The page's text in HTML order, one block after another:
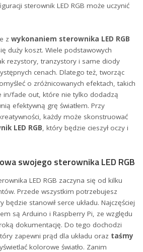
sterownik LED RGB może uczynić
z wykonaniem sterownika LED RGB
duży koszt. Wiele podstawowych
rezystory, tranzystory⁢ i same diody
cenach. Dlatego też, tworząc
o zróżnicowanych efektach, takich
in/fade out, ‌które‌ nie tylko dodadzą
efektywną grę światłem. Przy
każdy może skonstruować
LED RGB, który będzie cieszył oczy i
swojego sterownika LED RGB
LED RGB zaczyna się od kilku
Przede wszystkim ⁢potrzebujesz
będzie stanowił serce układu. Najczęściej
są Arduino i Raspberry Pi, ze względu
dokumentację. Do ‌tego dochodzi
zapewni prąd dla układu oraz taśmy
kolorowe światło. ⁢Zanim